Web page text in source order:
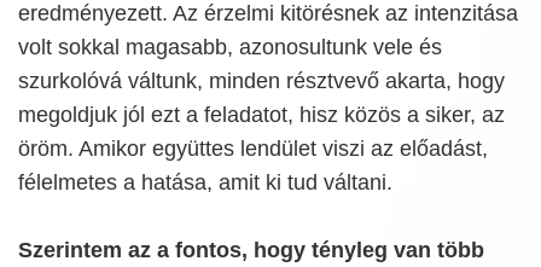
eredményezett. Az érzelmi kitörésnek az intenzitása
volt sokkal magasabb, azonosultunk vele és
szurkolóvá váltunk, minden résztvevő akarta, hogy
megoldjuk jól ezt a feladatot, hisz közös a siker, az
öröm. Amikor együttes lendület viszi az előadást,
félelmetes a hatása, amit ki tud váltani.
Szerintem az a fontos, hogy tényleg van több